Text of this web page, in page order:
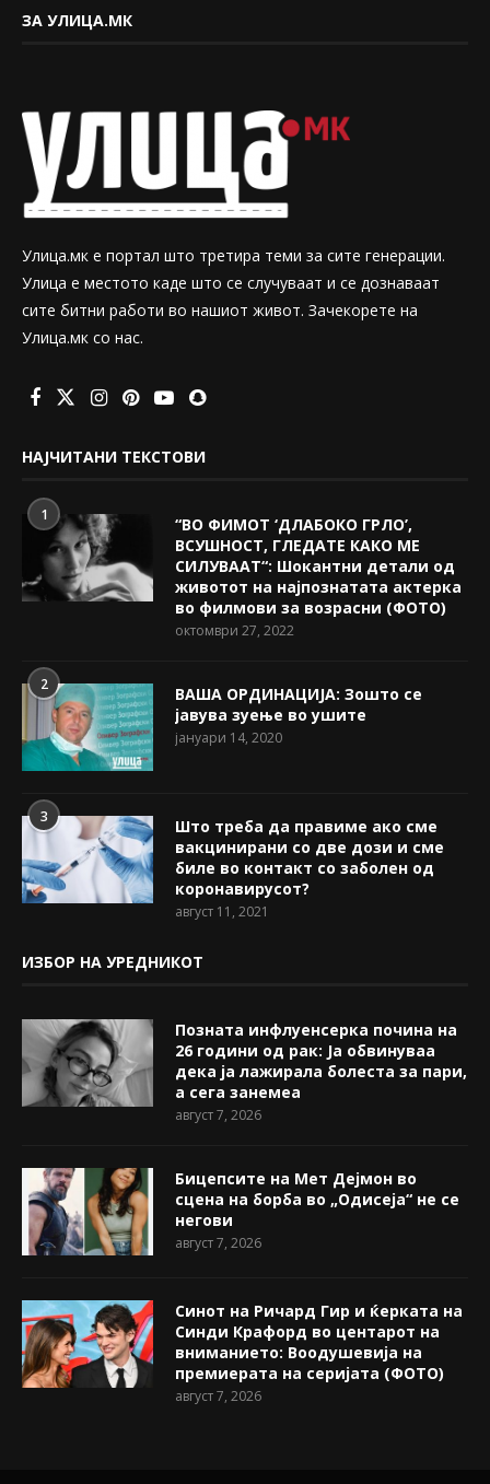
ЗА УЛИЦА.МК
Улица.мк е портал што третира теми за сите генерации.
Улица е местото каде што се случуваат и се дознаваат
сите битни работи во нашиот живот. Зачекорете на
Улица.мк со нас.
НАЈЧИТАНИ ТЕКСТОВИ
1
“ВО ФИМОТ ‘ДЛАБОКО ГРЛО’,
ВСУШНОСТ, ГЛЕДАТЕ КАКО МЕ
СИЛУВААТ“: Шокантни детали од
животот на најпознатата актерка
во филмови за возрасни (ФОТО)
октомври 27, 2022
2
ВАША ОРДИНАЦИЈА: Зошто се
јавува зуење во ушите
јануари 14, 2020
3
Што треба да правиме ако сме
вакцинирани со две дози и сме
биле во контакт со заболен од
коронавирусот?
август 11, 2021
ИЗБОР НА УРЕДНИКОТ
Позната инфлуенсерка почина на
26 години од рак: Ја обвинуваа
дека ја лажирала болеста за пари,
а сега занемеа
август 7, 2026
Бицепсите на Мет Дејмон во
сцена на борба во „Одисеја“ не се
негови
август 7, 2026
Синот на Ричард Гир и ќерката на
Синди Крафорд во центарот на
вниманието: Воодушевија на
премиерата на серијата (ФОТО)
август 7, 2026